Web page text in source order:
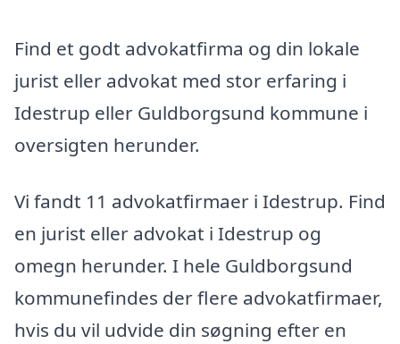
Find et godt advokatfirma og din lokale
jurist eller advokat med stor erfaring i
Idestrup eller Guldborgsund kommune i
oversigten herunder.
Vi fandt 11 advokatfirmaer i Idestrup. Find
en jurist eller advokat i Idestrup og
omegn herunder. I hele Guldborgsund
kommunefindes der flere advokatfirmaer,
hvis du vil udvide din søgning efter en